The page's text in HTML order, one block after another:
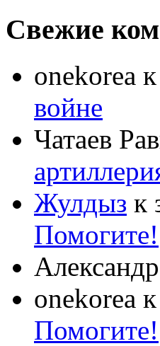
Свежие
onekorea
войне
Чатаев
Жулдыз к
Помогите!
onekorea
Помогите!